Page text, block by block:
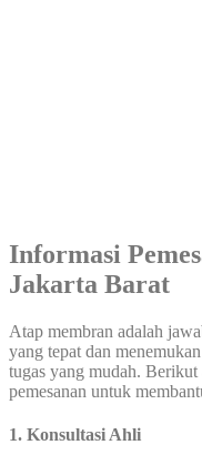
Informasi
Jakarta Barat
Atap membran adalah
yang tepat dan
tugas yang mudah.
pemesanan untuk
1. Konsultasi Ahli